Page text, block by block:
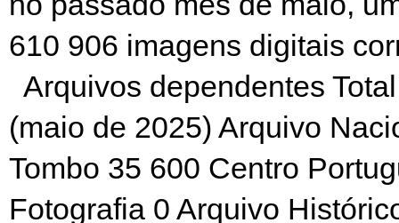
610 906 imagens digitais
Arquivos dependentes
(maio de 2025) Arquivo
Tombo 35 600 Centro
Fotografia 0 Arquivo